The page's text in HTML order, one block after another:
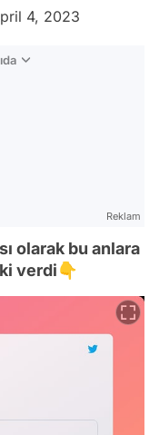
4, 2023
Reklam
olarak bu anlara
verdi👇